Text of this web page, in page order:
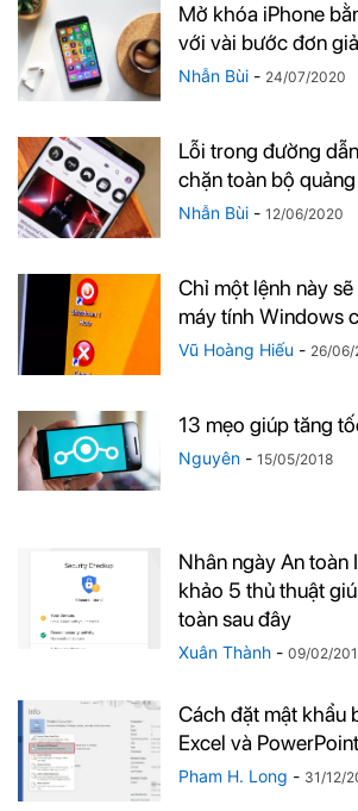
Mở khóa iPhone
với vài bước đơn
Nhẫn Bùi - 24/07/2020
Lỗi trong đường
chặn toàn bộ quảng
Nhẫn Bùi - 12/06/2020
Chỉ một lệnh này
máy tính Windows
Vũ Hoàng Hiếu - 26/06/
13 mẹo giúp tăng
Nguyên - 15/05/2018
Nhân ngày An toàn
khảo 5 thủ thuật
toàn sau đây
Xuân Thành - 09/02/
Cách đặt mật khẩu
Excel và PowerPoint
Pham H. Long - 31/12/